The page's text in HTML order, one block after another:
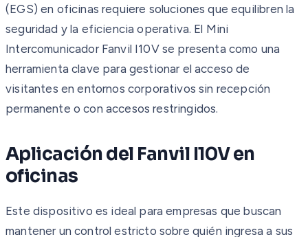
(EGS) en oficinas requiere soluciones que equilibren la
seguridad y la eficiencia operativa. El Mini
Intercomunicador Fanvil I10V se presenta como una
herramienta clave para gestionar el acceso de
visitantes en entornos corporativos sin recepción
permanente o con accesos restringidos.
Aplicación del Fanvil I10V en
oficinas
Este dispositivo es ideal para empresas que buscan
mantener un control estricto sobre quién ingresa a sus